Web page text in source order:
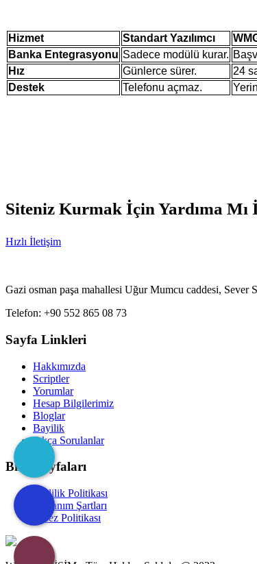
Hizmet Standart Yazılımcı
Banka Entegrasyonu Sadece modülü kurar.
Hız
Günlerce sürer.
24
Destek
Telefonu açmaz.
Siteniz Kurmak İçin Yardıma Mı
Hızlı İletişim
Gazi osman paşa mahallesi Uğur Mumcu caddesi, Sever
Telefon: +90 552 865 08 73
Sayfa Linkleri
Hakkımızda
Scriptler
Yorumlar
Hesap Bilgilerimiz
Bloglar
Bayilik
Sıkça Sorulanlar
Bilgi Sayfaları
Gizlilik Politikası
Kullanım Şartları
Çerez Politikası